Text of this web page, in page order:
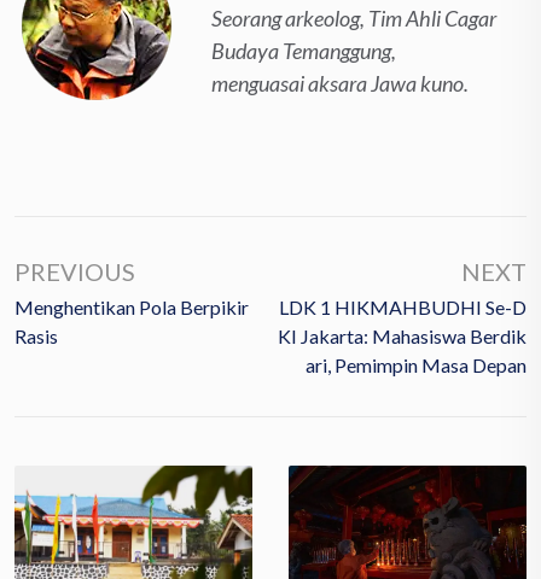
Seorang arkeolog, Tim Ahli Cagar
Budaya Temanggung,
menguasai aksara Jawa kuno.
PREVIOUS
Menghentikan Pola Berpikir
Rasis
NEXT
LDK 1 HIKMAHBUDHI Se-D
KI Jakarta: Mahasiswa Berdik
Ari, Pemimpin Masa Depan